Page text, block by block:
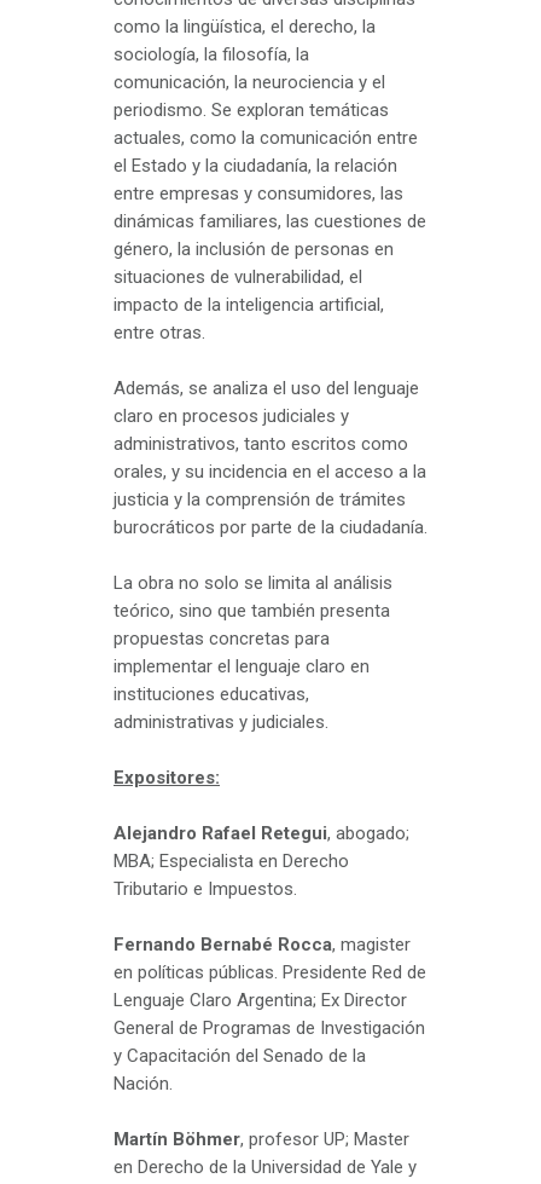
como la lingüística, el derecho, la
sociología, la filosofía, la
comunicación, la neurociencia y el
periodismo. Se exploran temáticas
actuales, como la comunicación entre
el Estado y la ciudadanía, la relación
entre empresas y consumidores, las
dinámicas familiares, las cuestiones de
género, la inclusión de personas en
situaciones de vulnerabilidad, el
impacto de la inteligencia artificial,
entre otras.
Además, se analiza el uso del lenguaje
claro en procesos judiciales y
administrativos, tanto escritos como
orales, y su incidencia en el acceso a la
justicia y la comprensión de trámites
burocráticos por parte de la ciudadanía.
La obra no solo se limita al análisis
teórico, sino que también presenta
propuestas concretas para
implementar el lenguaje claro en
instituciones educativas,
administrativas y judiciales.
Expositores:
Alejandro Rafael Retegui, abogado;
MBA; Especialista en Derecho
Tributario e Impuestos.
Fernando Bernabé Rocca, magister
en políticas públicas. Presidente Red de
Lenguaje Claro Argentina; Ex Director
General de Programas de Investigación
y Capacitación del Senado de la
Nación.
Martín Böhmer, profesor UP; Master
en Derecho de la Universidad de Yale y